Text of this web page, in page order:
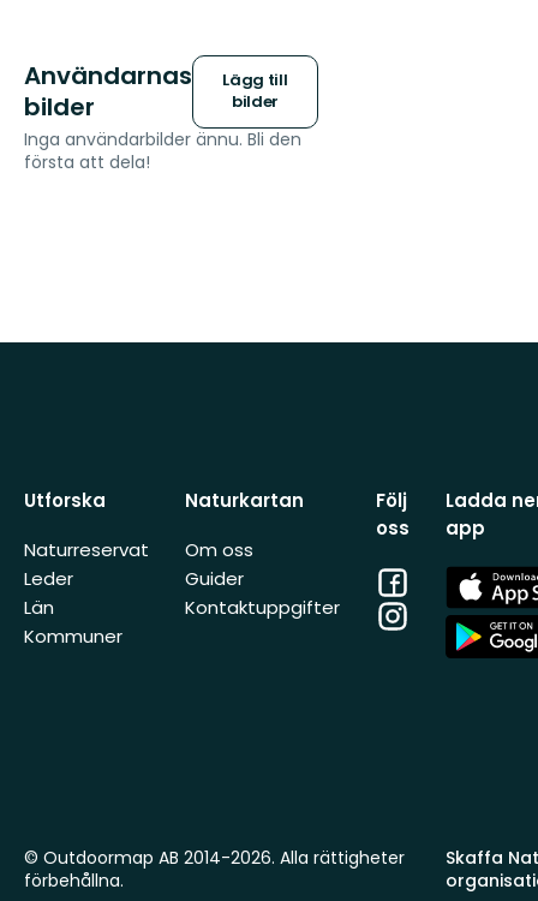
Användarnas
bilder
Lägg till
bilder
Inga användarbilder ännu. Bli den
första att dela!
Utforska
Naturreservat
Leder
Län
Kommuner
Naturkartan
Om oss
Guider
Kontaktuppgifter
Följ
oss
Facebook
Instagram
Ladda
app
App
Store
App
Store
Skaffa
© Outdoormap AB 2014-2026. Alla rättigheter
förbehållna.